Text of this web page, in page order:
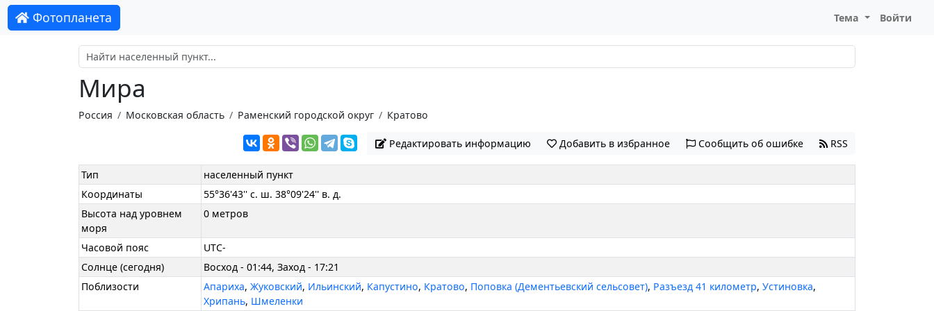
Фотопланета Тема Войти
Мира
Россия Московская область Раменский городской округ Кратово
Редактировать информацию Добавить в избранное Сообщить об ошибке RSS
Тип
населенный пункт
Координаты
55°36'43'' с. ш. 38°09'24'' в. д.
Высота над уровнем
моря
0 метров
Часовой пояс
UTC-
Солнце (сегодня)
Восход - 01:44, Заход - 17:21
Поблизости
Апариха,Жуковский, Ильинский, Капустино, Кратово, Поповка (Дементьевский сельсовет), Разъезд 41 километр,Устиновка,
Хрипань, Шмеленки